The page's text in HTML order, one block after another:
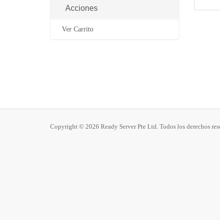
Acciones
Ver Carrito
Copyright © 2026 Ready Server Pte Ltd. Todos los derechos